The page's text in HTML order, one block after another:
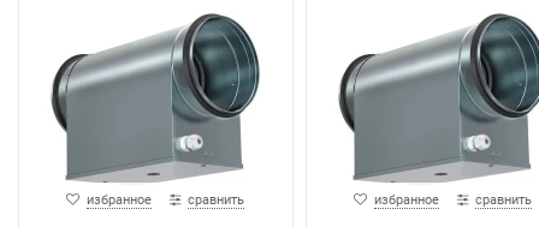
избранное сравнить избранное сравнить